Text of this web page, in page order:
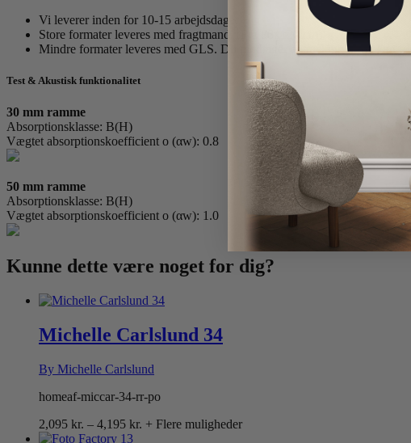
Vi leverer inden for 10-15 arbejdsdage.
Store formater leveres med fragtmand. (Fra 86x120 cm)
Mindre formater leveres med GLS. Du modtager et tracking nr og kan
Test & Akustisk funktionalitet
30 mm ramme
Absorptionsklasse: B(H)
Vægtet absorptionskoefficient o (αw): 0.8
50 mm ramme
Absorptionsklasse: B(H)
Vægtet absorptionskoefficient o (αw): 1.0
Kunne dette være noget for dig?
Michelle Carlslund 34
By Michelle Carlslund
homeaf-miccar-34-rr-po
2,095 kr. – 4,195 kr. Prisinterval:
+ Flere muligheder